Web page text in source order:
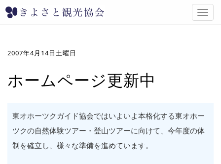
T
o
t
2007年4月14日土曜日
ホームページ更新中
東オホーツクガイド協会ではいよいよ本格化する東オホー
ツクの自然体験ツアー・登山ツアーに向けて、今年度の体
制を確立し、様々な準備を進めています。